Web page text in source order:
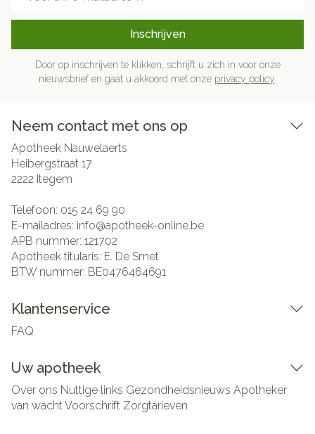
Inschrijven
Door op inschrijven te klikken, schrijft u zich in voor onze
nieuwsbrief en gaat u akkoord met onze privacy policy
Neem contact met ons op
Apotheek Nauwelaerts
Heibergstraat 17
2222 Itegem
Telefoon: 015 24 69 90
E-mailadres: info@apotheek-online.be
APB nummer: 121702
Apotheek titularis: E. De Smet
BTW nummer: BE0476464691
Klantenservice
FAQ
Uw apotheek
Over ons Nuttige links Gezondheidsnieuws Apotheker
van wachtVoorschrift Zorgtarieven